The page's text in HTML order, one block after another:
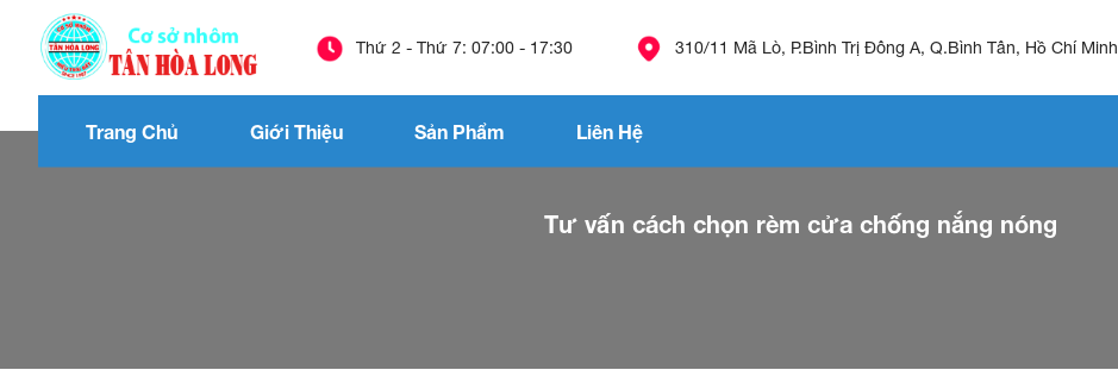
Thứ 2 - Thứ 7: 07:00 - 17:30 310/11 Mã Lò, P.Bình Trị Đông A, Q.Bình Tân, Hồ Chí Minh
Trang Chủ Giới Thiệu Sản Phẩm Liên Hệ
Tư vấn cách chọn rèm cửa chống nắng nóng